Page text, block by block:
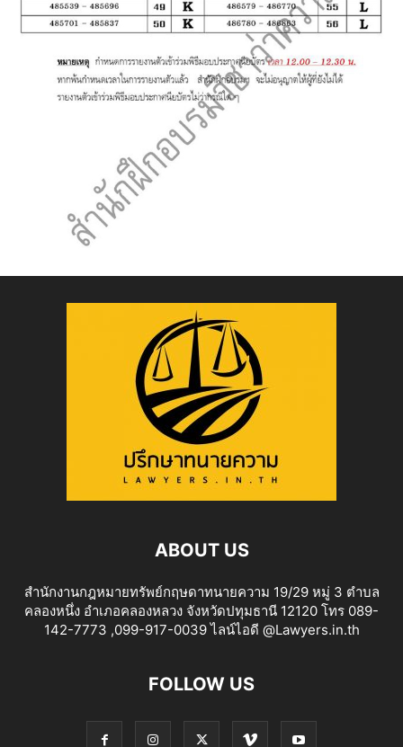
ABOUT US
สำนักงานกฎหมายทรัพย์กฤษดาทนายความ 19/29 หมู่ 3 ตำบล
คลองหนึ่ง อำเภอคลองหลวง จังหวัดปทุมธานี 12120 โทร 089-
142-7773 ,099-917-0039 ไลน์ไอดี @Lawyers.in.th
FOLLOW US